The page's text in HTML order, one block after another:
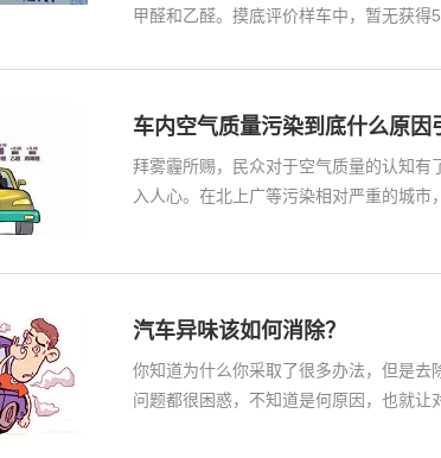
甲醛和乙醛。摸底评价样车中，暂无获得
车内空气质量污染到底什么原因
拜雾霾所赐，民众对于空气质量的认知
入人心。在北上广等污染相对严重的城
汽车异味该如何消除？
你知道为什么你采取了很多办法，但是
问题都很困惑，不知道是何原因，也就